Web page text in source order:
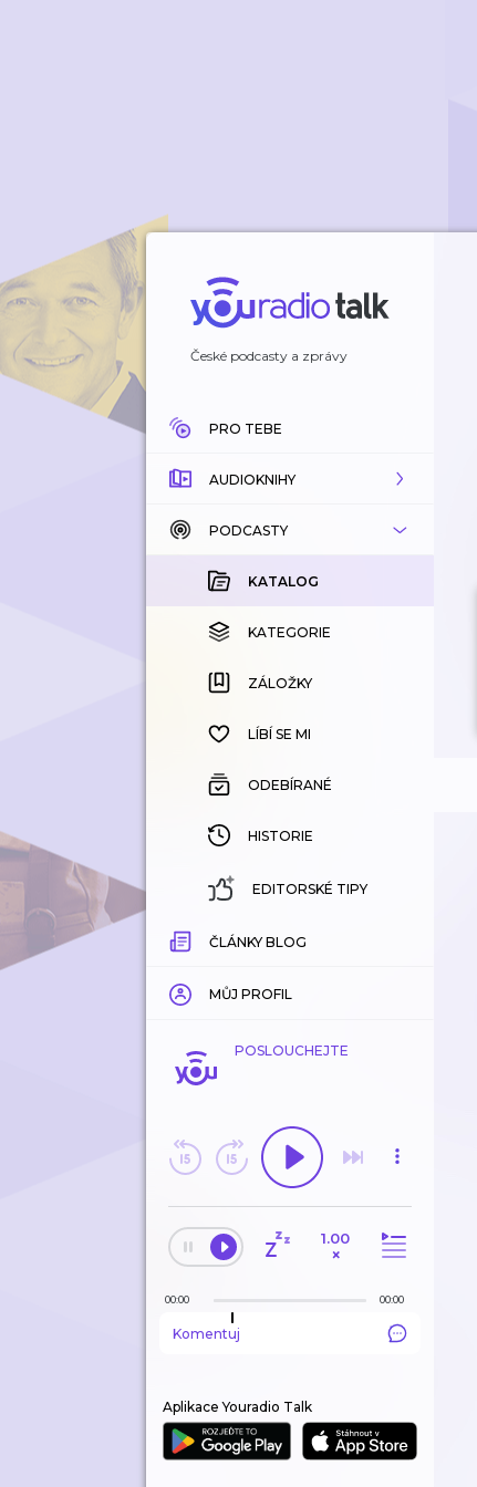
České podcasty a zprávy
PRO TEBE
AUDIOKNIHY
KATALOG
KOUPENÉ
KATEGORIE
ZÁLOŽKY
HISTORIE
PODCASTY
KATALOG
KATEGORIE
ZÁLOŽKY
LÍBÍ SE MI
ODEBÍRANÉ
HISTORIE
EDITORSKÉ TIPY
ČLÁNKY BLOG
MŮJ PROFIL
POSLOUCHEJTE
1.00
×
00:00 00:00
Komentuj
Aplikace Youradio Talk